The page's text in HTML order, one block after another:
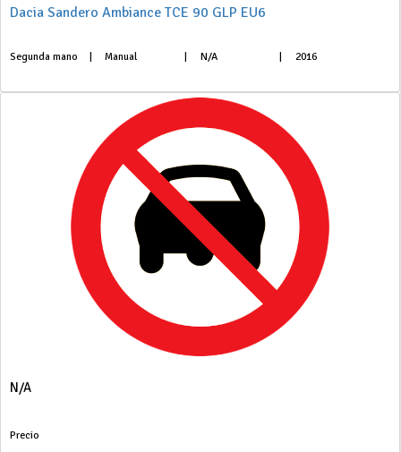
Dacia Sandero Ambiance TCE 90 GLP EU6
Segunda mano Manual N/A 2016
N/A
Precio